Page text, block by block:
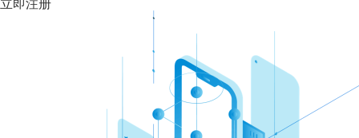
立即注册